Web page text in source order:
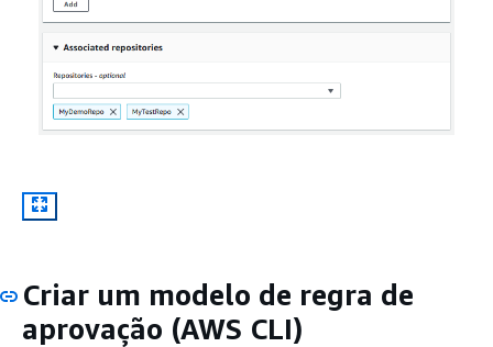
Criar um modelo de regra de
aprovação (AWS CLI)